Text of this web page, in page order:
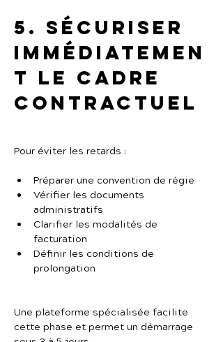
5. Sécuriser
immédiatemen
t le cadre
contractuel
Pour éviter les retards :
Préparer une convention de régie
Vérifier les documents
administratifs
Clarifier les modalités de
facturation
Définir les conditions de
prolongation
Une plateforme spécialisée facilite
cette phase et permet un démarrage